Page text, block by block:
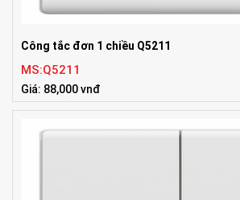
Công tắc đơn 1 chiều Q5211
MS:Q5211
Giá: 88,000 vnđ
Tiêu chuẩn:86*86mm